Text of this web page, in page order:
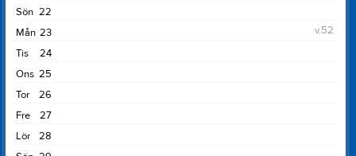
22
Sön
23
Mån
v.52
24
Tis
25
Ons
26
Tor
27
Fre
28
Lör